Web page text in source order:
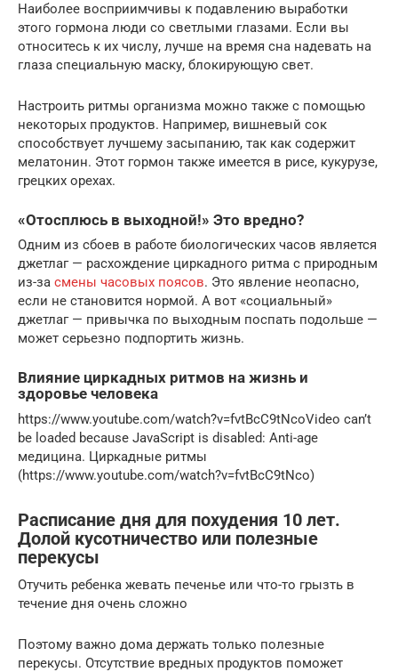
Наиболее восприимчивы к подавлению выработки
этого гормона люди со светлыми глазами. Если вы
относитесь к их числу, лучше на время сна надевать на
глаза специальную маску, блокирующую свет.
Настроить ритмы организма можно также с помощью
некоторых продуктов. Например, вишневый сок
способствует лучшему засыпанию, так как содержит
мелатонин. Этот гормон также имеется в рисе, кукурузе,
грецких орехах.
«Отосплюсь в выходной!» Это вредно?
Одним из сбоев в работе биологических часов является
джетлаг — расхождение циркадного ритма с природным
из-за смены часовых поясов. Это явление неопасно,
если не становится нормой. А вот «социальный»
джетлаг — привычка по выходным поспать подольше —
может серьезно подпортить жизнь.
Влияние циркадных ритмов на жизнь и
здоровье человека
https://www.youtube.com/watch?v=fvtBcC9tNcoVideo can’t
be loaded because JavaScript is disabled: Anti-age
медицина. Циркадные ритмы
(https://www.youtube.com/watch?v=fvtBcC9tNco)
Расписание дня для похудения 10 лет.
Долой кусотничество или полезные
перекусы
Отучить ребенка жевать печенье или что-то грызть в
течение дня очень сложно
Поэтому важно дома держать только полезные
перекусы. Отсутствие вредных продуктов поможет